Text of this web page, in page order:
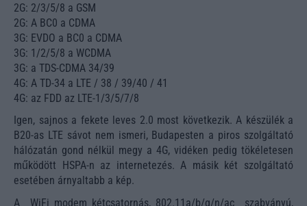
2G: 2/3/5/8 a GSM
2G: A BC0 a CDMA
3G: EVDO a BC0 a CDMA
3G: 1/2/5/8 a WCDMA
3G: a TDS-CDMA 34/39
4G: A TD-34 a LTE / 38 / 39/40 / 41
4G: az FDD az LTE-1/3/5/7/8
Igen, sajnos a fekete leves 2.0 most következik. A készülék a
B20-as LTE sávot nem ismeri, Budapesten a piros szolgáltató
hálózatán gond nélkül megy a 4G, vidéken pedig tökéletesen
működött HSPA-n az internetezés. A másik két szolgáltató
esetében árnyaltabb a kép.
A WiFi modem kétcsatornás, 802.11a/b/g/n/ac szabványú,